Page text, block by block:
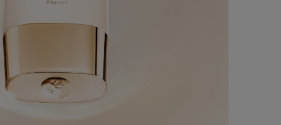
アプソリュ M.D. R. セット クリーム
まだレビューはありません